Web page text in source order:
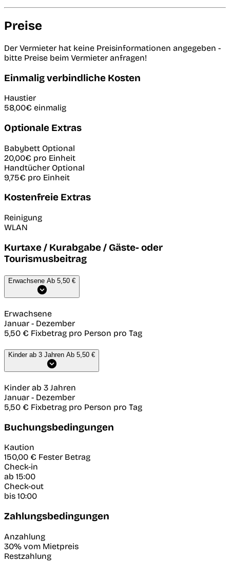
Preise
Der Vermieter hat keine Preisinformationen angegeben -
bitte Preise beim Vermieter anfragen!
Einmalig verbindliche Kosten
Haustier
58,00€ einmalig
Optionale Extras
Babybett Optional
20,00€ pro Einheit
Handtücher Optional
9,75€ pro Einheit
Kostenfreie Extras
Reinigung
WLAN
Kurtaxe / Kurabgabe / Gäste- oder
Tourismusbeitrag
Erwachsene Ab 5,50 €
Erwachsene
Januar - Dezember
5,50 € Fixbetrag pro Person pro Tag
Kinder ab 3 Jahren Ab 5,50 €
Kinder ab 3 Jahren
Januar - Dezember
5,50 € Fixbetrag pro Person pro Tag
Buchungsbedingungen
Kaution
150,00 € Fester Betrag
Check-in
ab 15:00
Check-out
bis 10:00
Zahlungsbedingungen
Anzahlung
30% vom Mietpreis
Restzahlung